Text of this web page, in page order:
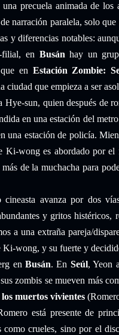
precuela animada de los
narración paralela, solo
y diferencias notables:
filial, en Busán hay un
en Estación Zombie:
ciudad que empieza a ser
Hye-sun, quien después de
en una estación del
una estación de policía.
Ki-wong es abordado por el
de la muchacha para
avanza por dos
y gritos histéricos,
a una extraña pareja/
wong, y su fuerte y
enBusán. En Seúl, Yeon
zombis se mueven más
muertos vivientes
está presente de
crueles, sino por el